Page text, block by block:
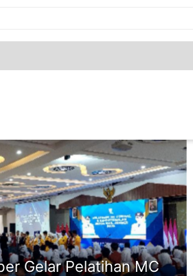
Gelar Pelatihan MC